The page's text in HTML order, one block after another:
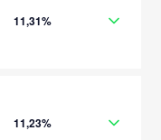
11,31%
11,23%